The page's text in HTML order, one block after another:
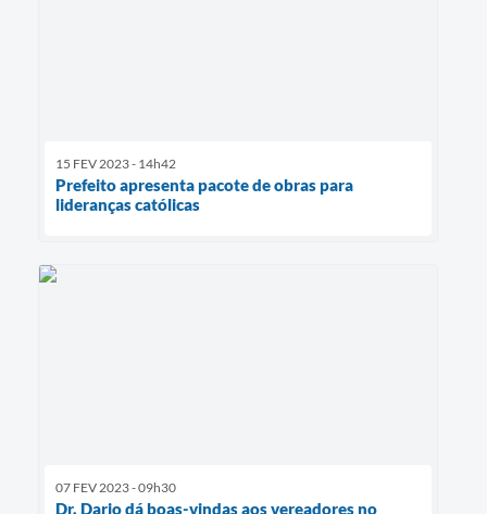
15 FEV 2023 - 14h42
Prefeito apresenta pacote de obras para
lideranças católicas
07 FEV 2023 - 09h30
Dr. Dario dá boas-vindas aos vereadores no